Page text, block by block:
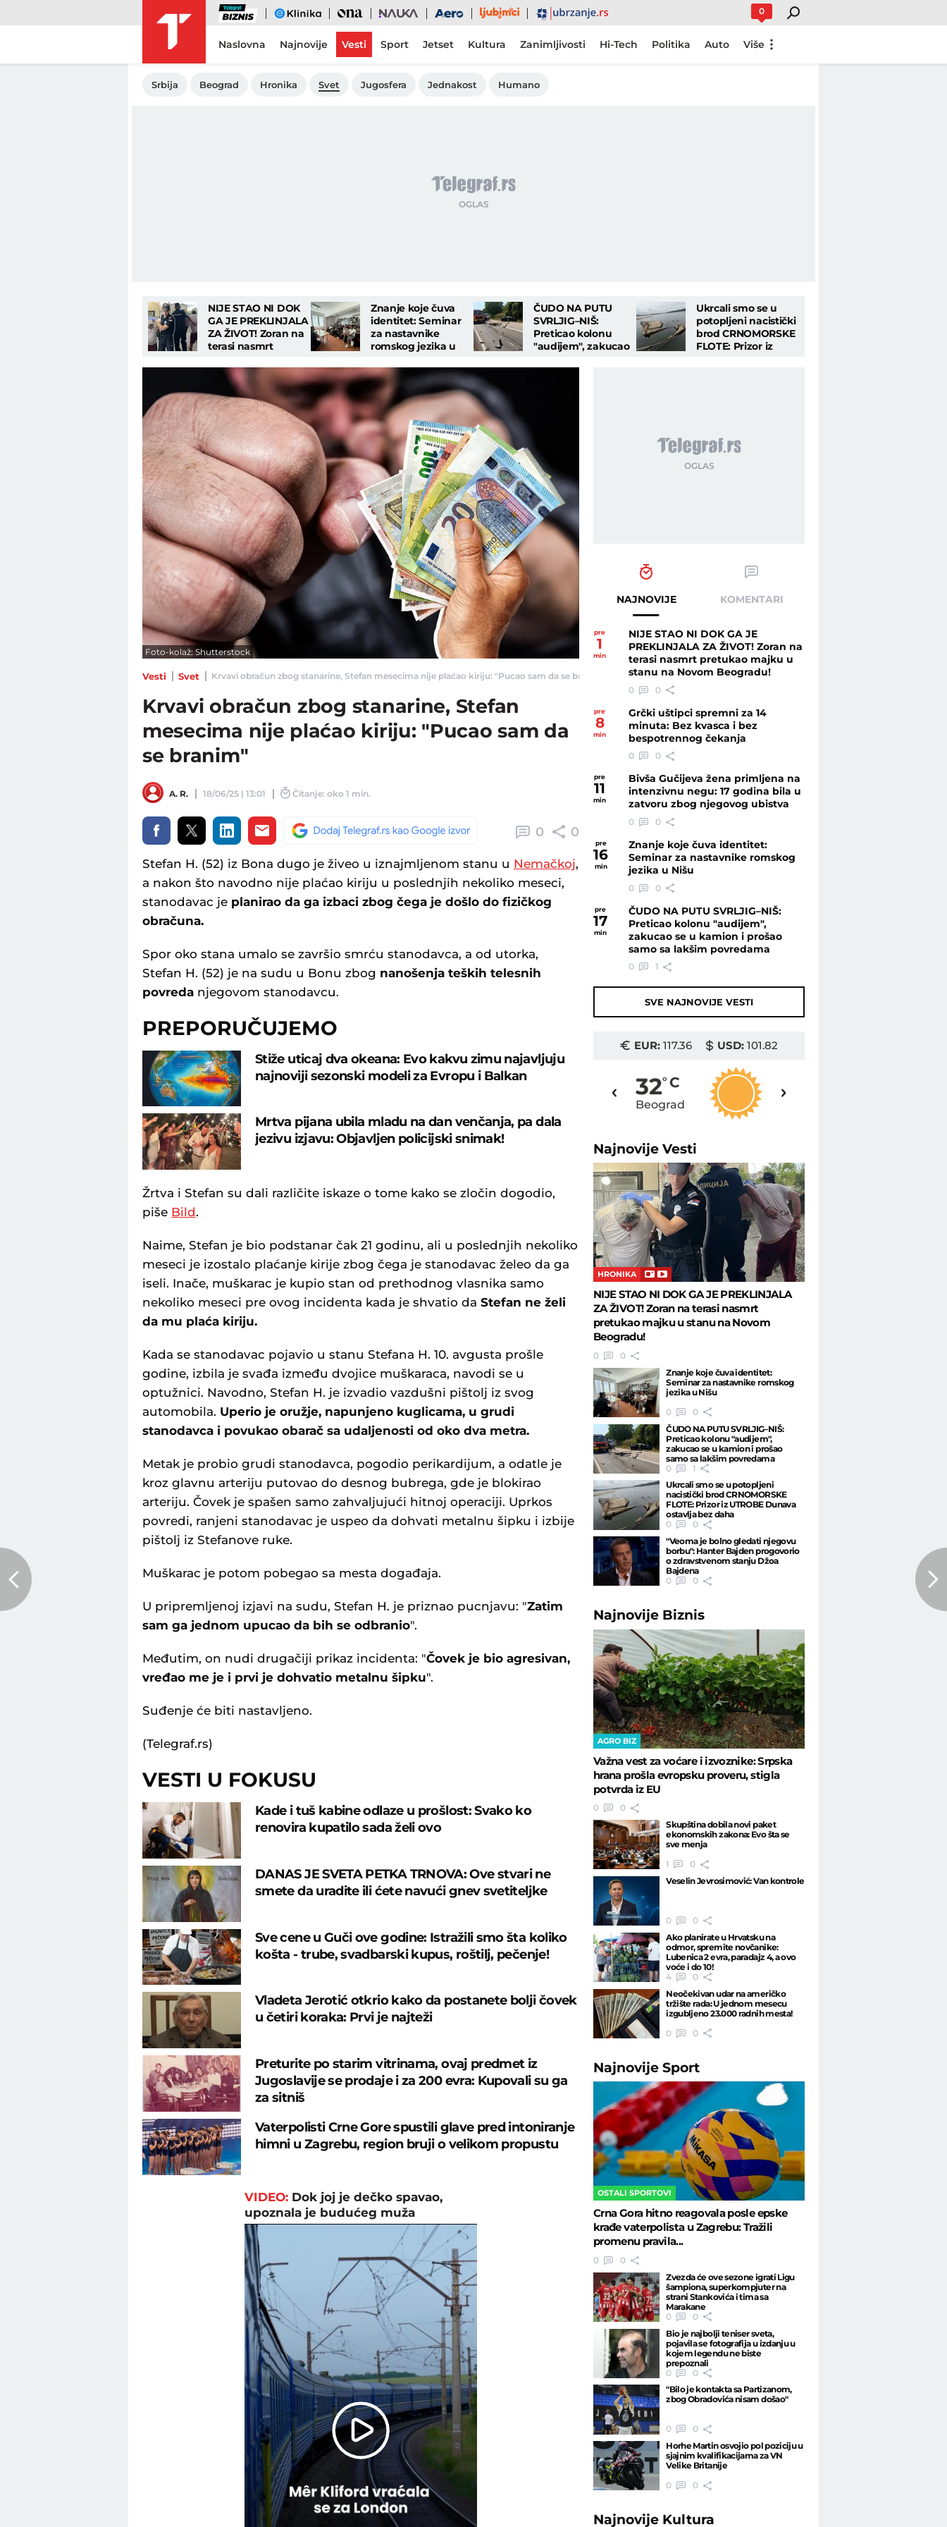
Biznis eKlinika Ona Nauka Aero Ljubimci Ubrzanje 0
Naslovna Najnovije Vesti Sport Jetset Kultura Zanimljivosti Hi-Tech Politika Auto Više
Srbija Beograd Hronika Svet Jugosfera Jednakost Humano
NIJE STAO NI DOK
GA JE PREKLINJALA
ZA ŽIVOT! Zoran na
terasi nasmrt
stanu na Novom
Beogradu!
Znanje koje čuva
identitet: Seminar
za nastavnike
romskog jezika u
ČUDO NA PUTU
SVRLJIG–NIŠ:
Preticao kolonu
"audijem", zakucao
samo sa lakšim
Ukrcali smo se u
potopljeni nacistički
brod CRNOMORSKE
FLOTE: Prizor iz
Foto-kolaž: Shutterstock
Vesti Svet Krvavi obračun zbog stanarine, Stefan mesecima nije plaćao kiriju: "Pucao sam da se branim" - Vesti - Telegraf.rs
Krvavi obračun zbog stanarine, Stefan
mesecima nije plaćao kiriju: "Pucao sam da
se branim"
A. R. 18/06/25 | 13:01 Čitanje: oko 1 min.
0 0
Stefan H. (52) iz Bona dugo je živeo u iznajmljenom stanu u Nemačkoj,
a nakon što navodno nije plaćao kiriju u poslednjih nekoliko meseci,
stanodavac je planirao da ga izbaci zbog čega je došlo do fizičkog
obračuna.
Spor oko stana umalo se završio smrću stanodavca, a od utorka,
Stefan H. (52) je na sudu u Bonu zbog nanošenja teških telesnih
povreda njegovom stanodavcu.
PREPORUČUJEMO
Stiže uticaj dva okeana: Evo kakvu zimu najavljuju
najnoviji sezonski modeli za Evropu i Balkan
Mrtva pijana ubila mladu na dan venčanja, pa dala
jezivu izjavu: Objavljen policijski snimak!
Žrtva i Stefan su dali različite iskaze o tome kako se zločin dogodio,
piše Bild.
Naime, Stefan je bio podstanar čak 21 godinu, ali u poslednjih nekoliko
meseci je izostalo plaćanje kirije zbog čega je stanodavac želeo da ga
iseli. Inače, muškarac je kupio stan od prethodnog vlasnika samo
nekoliko meseci pre ovog incidenta kada je shvatio da Stefan ne želi
da mu plaća kiriju.
Kada se stanodavac pojavio u stanu Stefana H. 10. avgusta prošle
godine, izbila je svađa između dvojice muškaraca, navodi se u
optužnici. Navodno, Stefan H. je izvadio vazdušni pištolj iz svog
automobila. Uperio je oružje, napunjeno kuglicama, u grudi
stanodavca i povukao obarač sa udaljenosti od oko dva metra.
Metak je probio grudi stanodavca, pogodio perikardijum, a odatle je
kroz glavnu arteriju putovao do desnog bubrega, gde je blokirao
arteriju. Čovek je spašen samo zahvaljujući hitnoj operaciji. Uprkos
povredi, ranjeni stanodavac je uspeo da dohvati metalnu šipku i izbije
pištolj iz Stefanove ruke.
Muškarac je potom pobegao sa mesta događaja.
U pripremljenoj izjavi na sudu, Stefan H. je priznao pucnjavu: "Zatim
sam ga jednom upucao da bih se odbranio".
Međutim, on nudi drugačiji prikaz incidenta: "Čovek je bio agresivan,
vređao me je i prvi je dohvatio metalnu šipku".
Suđenje će biti nastavljeno.
(Telegraf.rs)
VESTI U FOKUSU
Kade i tuš kabine odlaze u prošlost: Svako ko
renovira kupatilo sada želi ovo
DANAS JE SVETA PETKA TRNOVA: Ove stvari ne
smete da uradite ili ćete navući gnev svetiteljke
Sve cene u Guči ove godine: Istražili smo šta koliko
košta - trube, svadbarski kupus, roštilj, pečenje!
Vladeta Jerotić otkrio kako da postanete bolji čovek
u četiri koraka: Prvi je najteži
Preturite po starim vitrinama, ovaj predmet iz
Jugoslavije se prodaje i za 200 evra: Kupovali su ga
za sitniš
Vaterpolisti Crne Gore spustili glave pred intoniranje
himni u Zagrebu, region bruji o velikom propustu
VIDEO: Dok joj je dečko spavao,
upoznala je budućeg muža
Play
Video
NAJNOVIJE KOMENTARI
pre
1
min
NIJE STAO NI DOK GA JE
PREKLINJALA ZA ŽIVOT! Zoran na
terasi nasmrt pretukao majku u
stanu na Novom Beogradu!
0 0
pre
8
min
Grčki uštipci spremni za 14
minuta: Bez kvasca i bez
bespotrennog čekanja
0 0
pre
11
min
Bivša Gučijeva žena primljena na
intenzivnu negu: 17 godina bila u
zatvoru zbog njegovog ubistva
0 0
pre
16
min
Znanje koje čuva identitet:
Seminar za nastavnike romskog
jezika u Nišu
0 0
pre
17
min
ČUDO NA PUTU SVRLJIG–NIŠ:
Preticao kolonu "audijem",
zakucao se u kamion i prošao
samo sa lakšim povredama
0 1
SVE NAJNOVIJE VESTI
EUR:117.36 USD: 101.82
31o C 32o C
Beograd
NajnovijeVesti
HRONIKA
NIJE STAO NI DOK GA JE PREKLINJALA
ZA ŽIVOT! Zoran na terasi nasmrt
pretukao majku u stanu na Novom
Beogradu!
0
0
Znanje koje čuva identitet:
Seminar za nastavnike romskog
jezika u Nišu
0
0
ČUDO NA PUTU SVRLJIG–NIŠ:
Preticao kolonu "audijem",
zakucao se u kamion i prošao
samo sa lakšim povredama
0
1
Ukrcali smo se u potopljeni
nacistički brod CRNOMORSKE
FLOTE: Prizor iz UTROBE Dunava
ostavlja bez daha
0
0
"Veoma je bolno gledati njegovu
borbu": Hanter Bajden progovorio
o zdravstvenom stanju Džoa
Bajdena
0
0
Najnovije Biznis
AGRO BIZ
Važna vest za voćare i izvoznike: Srpska
hrana prošla evropsku proveru, stigla
potvrda iz EU
0
0
Skupština dobila novi paket
ekonomskih zakona: Evo šta se
sve menja
1
0
Veselin Jevrosimović: Van kontrole
0
0
Ako planirate u Hrvatsku na
odmor, spremite novčanike:
Lubenica 2 evra, paradajz 4, a ovo
voće i do 10!
4
0
Neočekivan udar na američko
tržište rada: U jednom mesecu
izgubljeno 23.000 radnih mesta!
0
0
NajnovijeSport
OSTALI SPORTOVI
Crna Gora hitno reagovala posle epske
krađe vaterpolista u Zagrebu: Tražili
promenu pravila...
0
0
Zvezda će ove sezone igrati Ligu
šampiona, superkompjuter na
strani Stankovića i tima sa
Marakane
0
0
Bio je najbolji teniser sveta,
pojavila se fotografija u izdanju u
kojem legendu ne biste
prepoznali
0
0
"Bilo je kontakta sa Partizanom,
zbog Obradovića nisam došao"
0
0
Horhe Martin osvojio pol poziciju u
sjajnim kvalifikacijama za VN
Velike Britanije
0
0
Najnovije Kultura